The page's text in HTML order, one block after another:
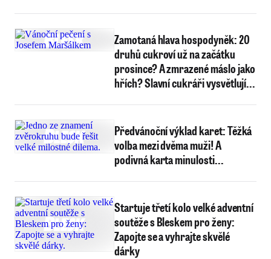
Zamotaná hlava hospodyněk: 20
druhů cukroví už na začátku
prosince? A zmrazené máslo jako
hřích? Slavní cukráři vysvětlují...
Předvánoční výklad karet: Těžká
volba mezi dvěma muži! A
podivná karta minulosti...
Startuje třetí kolo velké adventní
soutěže s Bleskem pro ženy:
Zapojte se a vyhrajte skvělé
dárky